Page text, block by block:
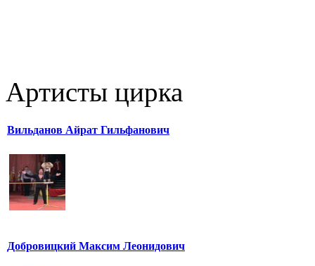
Артисты цирка
Вильданов Айрат Гильфанович
Добровицкий Максим Леонидович